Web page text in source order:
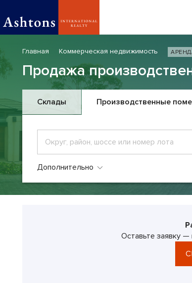
Главная Коммерческая недвижимость
Продажа
Склады Производственные
Дополнительно
Оставьте заявку